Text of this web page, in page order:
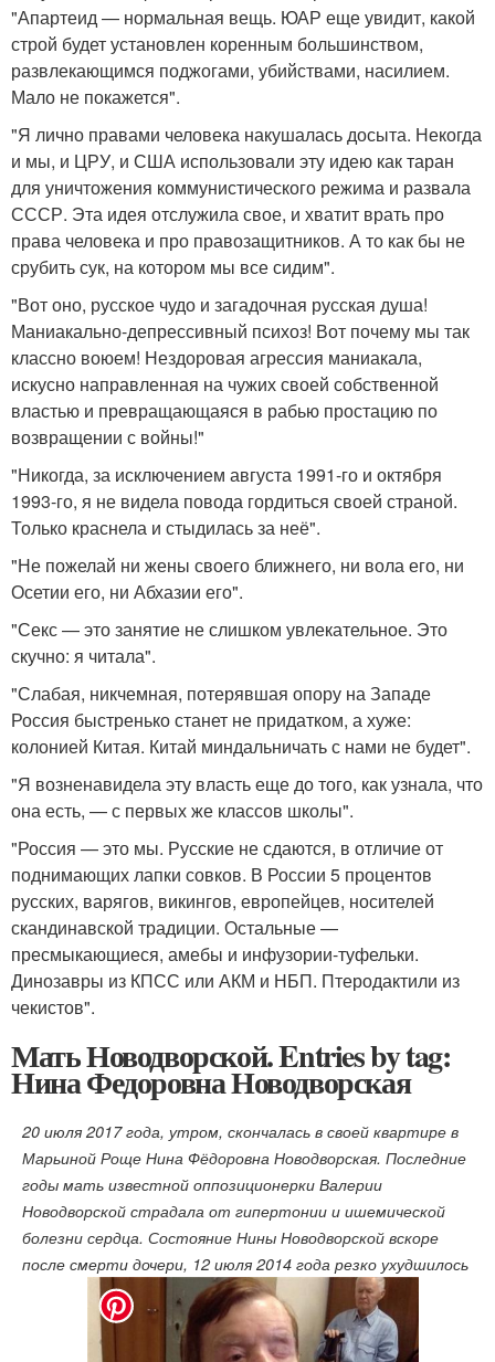
"Апартеид — нормальная вещь. ЮАР еще увидит, какой
строй будет установлен коренным большинством,
развлекающимся поджогами, убийствами, насилием.
Мало не покажется".
"Я лично правами человека накушалась досыта. Некогда
и мы, и ЦРУ, и США использовали эту идею как таран
для уничтожения коммунистического режима и развала
СССР. Эта идея отслужила свое, и хватит врать про
права человека и про правозащитников. А то как бы не
срубить сук, на котором мы все сидим".
"Вот оно, русское чудо и загадочная русская душа!
Маниакально-депрессивный психоз! Вот почему мы так
классно воюем! Нездоровая агрессия маниакала,
искусно направленная на чужих своей собственной
властью и превращающаяся в рабью простацию по
возвращении с войны!"
"Никогда, за исключением августа 1991-го и октября
1993-го, я не видела повода гордиться своей страной.
Только краснела и стыдилась за неё".
"Не пожелай ни жены своего ближнего, ни вола его, ни
Осетии его, ни Абхазии его".
"Секс — это занятие не слишком увлекательное. Это
скучно: я читала".
"Слабая, никчемная, потерявшая опору на Западе
Россия быстренько станет не придатком, а хуже:
колонией Китая. Китай миндальничать с нами не будет".
"Я возненавидела эту власть еще до того, как узнала, что
она есть, — с первых же классов школы".
"Россия — это мы. Русские не сдаются, в отличие от
поднимающих лапки совков. В России 5 процентов
русских, варягов, викингов, европейцев, носителей
скандинавской традиции. Остальные —
пресмыкающиеся, амебы и инфузории-туфельки.
Динозавры из КПСС или АКМ и НБП. Птеродактили из
чекистов".
Мать Новодворской. Entries by tag:
Нина Федоровна Новодворская
20 июля 2017 года, утром, скончалась в своей квартире в
Марьиной Роще Нина Фёдоровна Новодворская. Последние
годы мать известной оппозиционерки Валерии
Новодворской страдала от гипертонии и ишемической
болезни сердца. Состояние Нины Новодворской вскоре
после смерти дочери, 12 июля 2014 года резко ухудшилось